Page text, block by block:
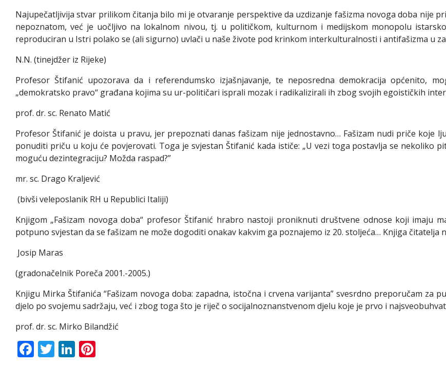
Najupečatljivija stvar prilikom čitanja bilo mi je otvaranje perspektive da uzdizanje fašizma novoga doba nije
nepoznatom, već je uočljivo na lokalnom nivou, tj. u političkom, kulturnom i medijskom monopolu
reproduciran u Istri polako se (ali sigurno) uvlači u naše živote pod krinkom interkulturalnosti i antifašizma u
N.N. (tinejdžer iz Rijeke)
Profesor Štifanić upozorava da i referendumsko izjašnjavanje, te neposredna demokracija općenito,
„demokratsko pravo“ građana kojima su ur-političari isprali mozak i radikalizirali ih zbog svojih egoističkih
prof. dr. sc. Renato Matić
Profesor Štifanić je doista u pravu, jer prepoznati danas fašizam nije jednostavno… Fašizam nudi priče koje
ponuditi priču u koju će povjerovati. Toga je svjestan Štifanić kada ističe: „U vezi toga postavlja se nekoliko
moguću dezintegraciju? Možda raspad?”
mr. sc. Drago Kraljević
(bivši veleposlanik RH u Republici Italiji)
Knjigom „Fašizam novoga doba“ profesor Štifanić hrabro nastoji proniknuti društvene odnose koji imaju
potpuno svjestan da se fašizam ne može dogoditi onakav kakvim ga poznajemo iz 20. stoljeća… Knjiga čitatelja
Josip Maras
(gradonačelnik Poreča 2001.-2005.)
Knjigu Mirka Štifanića “Fašizam novoga doba: zapadna, istočna i crvena varijanta” svesrdno preporučam
djelo po svojemu sadržaju, već i zbog toga što je riječ o socijalnoznanstvenom djelu koje je prvo i
prof. dr. sc. Mirko Bilandžić
Facebook
TwitterLinkedIn